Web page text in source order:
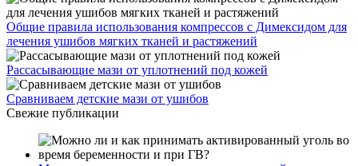
Общие правила использования компрессов с Димексидом для
лечения ушибов мягких тканей и растяжений
Рассасывающие мази от уплотнений под кожей
Сравниваем детские мази от ушибов
Свежие публикации